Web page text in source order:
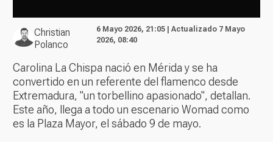
Christian
Polanco
6 Mayo 2026, 21:05 | Actualizado 7 Mayo
2026, 08:40
Carolina La Chispa nació en Mérida y se ha
convertido en un referente del flamenco desde
Extremadura, "un torbellino apasionado", detallan.
Este año, llega a todo un escenario Womad como
es la Plaza Mayor, el sábado 9 de mayo.